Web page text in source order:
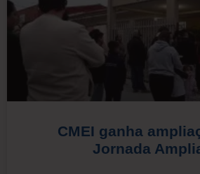
CMEI ganha
Jornada